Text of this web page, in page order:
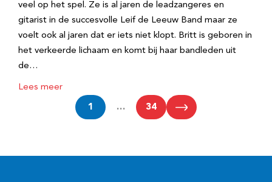
veel op het spel. Ze is al jaren de leadzangeres en
gitarist in de succesvolle Leif de Leeuw Band maar ze
voelt ook al jaren dat er iets niet klopt. Britt is geboren in
het verkeerde lichaam en komt bij haar bandleden uit
de…
Lees meer
1 … 34